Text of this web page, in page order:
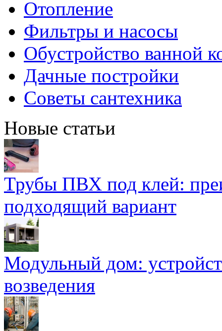
Отопление
Фильтры и насосы
Обустройство ванной
Дачные постройки
Советы сантехника
Новые статьи
Трубы ПВХ под клей:
подходящий вариант
Модульный дом:
возведения